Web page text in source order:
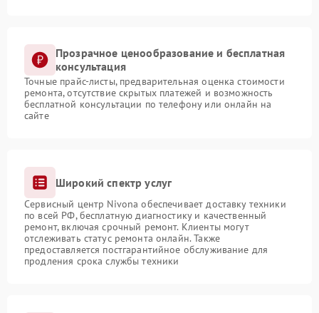
Прозрачное ценообразование и бесплатная
консультация
Точные прайс-листы, предварительная оценка стоимости
ремонта, отсутствие скрытых платежей и возможность
бесплатной консультации по телефону или онлайн на
сайте
Широкий спектр услуг
Сервисный центр Nivona обеспечивает доставку техники
по всей РФ, бесплатную диагностику и качественный
ремонт, включая срочный ремонт. Клиенты могут
отслеживать статус ремонта онлайн. Также
предоставляется постгарантийное обслуживание для
продления срока службы техники